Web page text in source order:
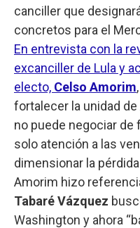
canciller que
concretos para el
En entrevista con la
excanciller de Lula y
electo, Celso Amorim
fortalecer la unidad de
no puede negociar de
solo atención a las
dimensionar la
Amorim hizo
Tabaré Vázquez
Washington y ahora